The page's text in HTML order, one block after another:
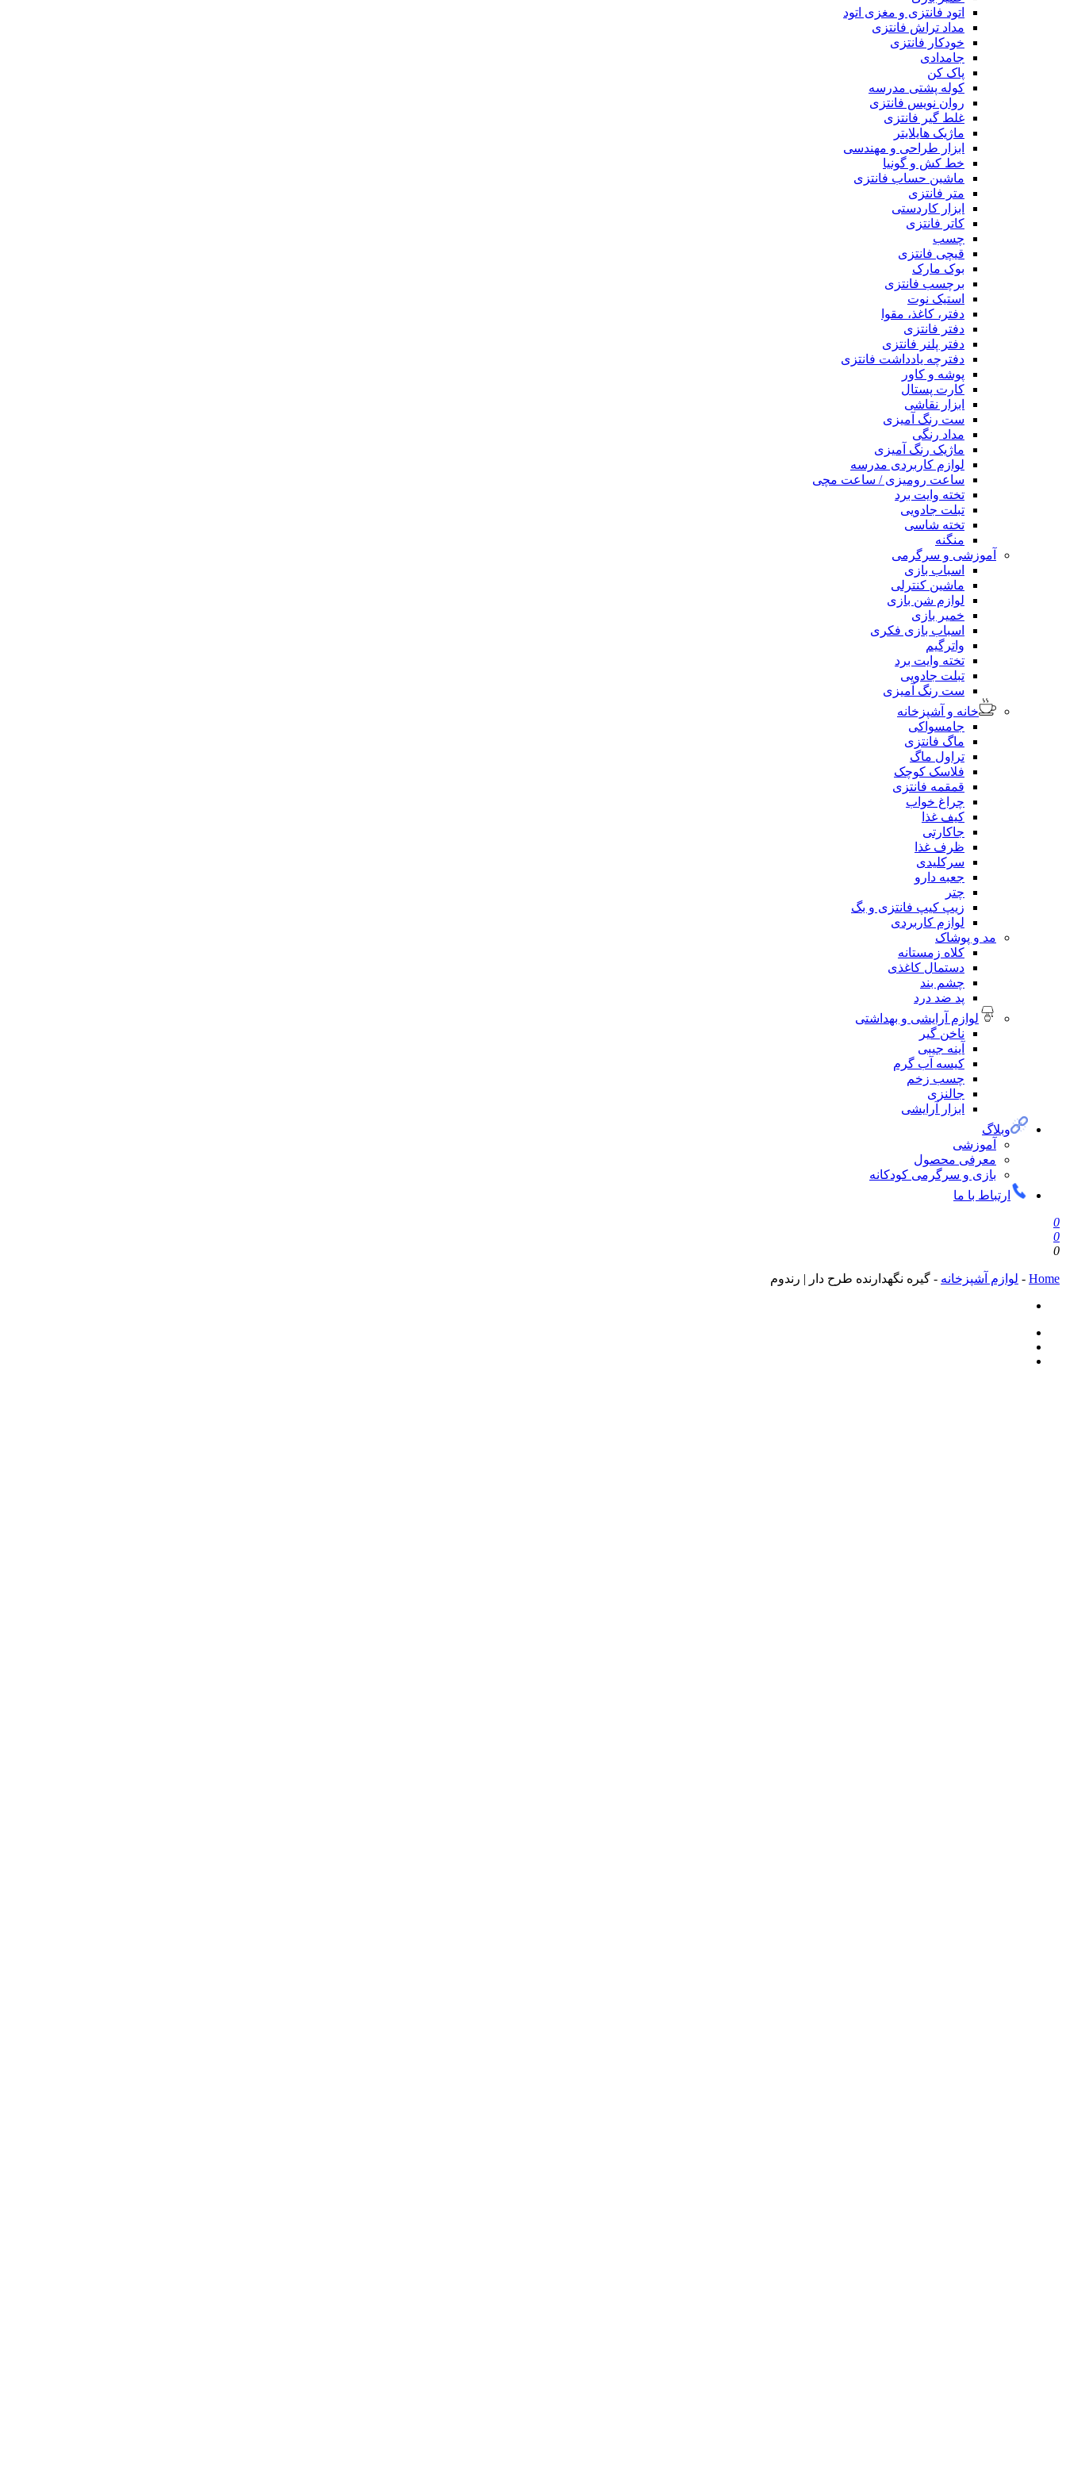
اتود فانتزی و مغزی اتود
مداد تراش فانتزی
خودکار فانتزی
جامدادی
پاک کن
کوله پشتی مدرسه
روان نویس فانتزی
غلط گیر فانتزی
ماژیک هایلایتر
ابزار طراحی و مهندسی
خط کش و گونیا
ماشین حساب فانتزی
متر فانتزی
ابزار کاردستی
کاتر فانتزی
چسب
قیچی فانتزی
بوک مارک
برچسب فانتزی
استیک نوت
دفتر، کاغذ، مقوا
دفتر فانتزی
دفتر پلنر فانتزی
دفترچه یادداشت فانتزی
پوشه و کاور
کارت پستال
ابزار نقاشی
ست رنگ آمیزی
مداد رنگی
ماژیک رنگ آمیزی
لوازم کاربردی مدرسه
ساعت رومیزی / ساعت مچی
تخته وایت برد
تبلت جادویی
تخته شاسی
منگنه
آموزشی و سرگرمی
اسباب بازی
ماشین کنترلی
لوازم شن بازی
خمیر بازی
اسباب بازی فکری
واترگیم
تخته وایت برد
تبلت جادویی
ست رنگ آمیزی
خانه و آشپزخانه
جامسواکی
ماگ فانتزی
تراول ماگ
فلاسک کوچک
قمقمه فانتزی
چراغ خواب
کیف غذا
جاکارتی
ظرف غذا
سرکلیدی
جعبه دارو
چتر
زیپ کیپ فانتزی و بگ
لوازم کاربردی
مد و پوشاک
کلاه زمستانه
دستمال کاغذی
چشم بند
پد ضد درد
لوازم آرایشی و بهداشتی
ناخن گیر
آینه جیبی
کیسه آب گرم
چسب زخم
جالنزی
ابزار آرایشی
وبلاگ
آموزشی
معرفی محصول
بازی و سرگرمی کودکانه
ارتباط با ما
0
0
0
Home
- لوازم آشپزخانه - گیره نگهدارنده طرح دار | رندوم